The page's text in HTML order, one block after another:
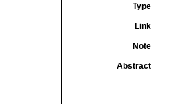
Type
Link
Note
Abstract